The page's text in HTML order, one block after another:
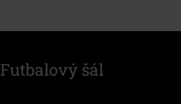
Futbalový šál